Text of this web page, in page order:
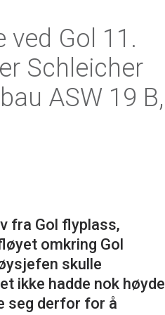
Gol 11.
Schleicher
ASW 19 B,
fra Gol flyplass,
omkring Gol
skulle
ikke hadde nok høyde
seg derfor for å